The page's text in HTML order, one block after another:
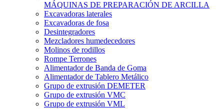
MÁQUINAS DE PREPARACIÓN DE ARCILLA
Excavadoras laterales
Excavadoras de fosa
Desintegradores
Mezcladores humedecedores
Molinos de rodillos
Rompe Terrones
Alimentador de Banda de Goma
Alimentador de Tablero Metálico
Grupo de extrusión DEMETER
Grupo de extrusión VMC
Grupo de extrusión VML